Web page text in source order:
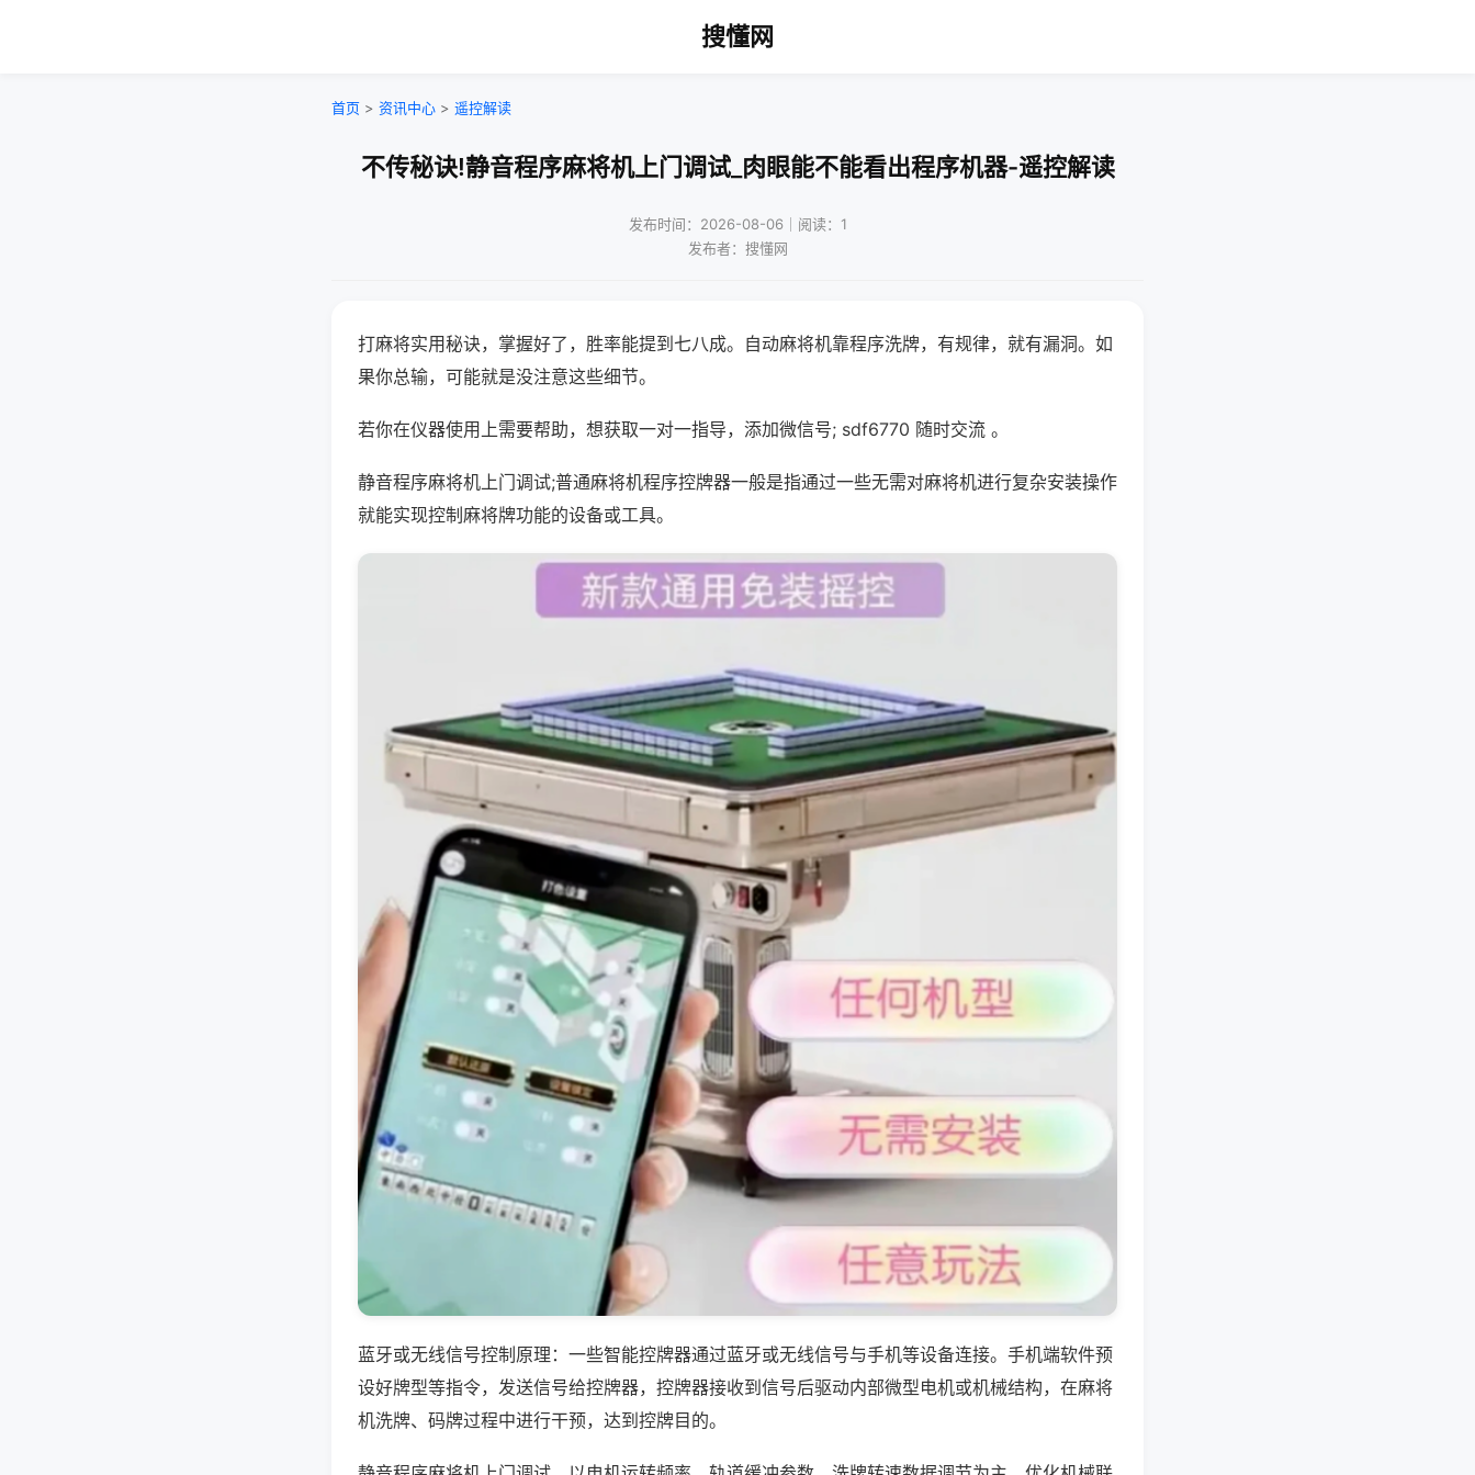
搜懂网
首页 > 资讯中心 > 遥控解读
不传秘诀!静音程序麻将机上门调试_肉眼能不能看出程序机器-遥控解读
发布时间：2026-08-06｜阅读：1
发布者：搜懂网
打麻将实用秘诀，掌握好了，胜率能提到七八成。自动麻将机靠程序洗牌，有规律，就有漏洞。如
果你总输，可能就是没注意这些细节。
若你在仪器使用上需要帮助，想获取一对一指导，添加微信号; sdf6770 随时交流 。
静音程序麻将机上门调试;普通麻将机程序控牌器一般是指通过一些无需对麻将机进行复杂安装操作
就能实现控制麻将牌功能的设备或工具。
蓝牙或无线信号控制原理：一些智能控牌器通过蓝牙或无线信号与手机等设备连接。手机端软件预
设好牌型等指令，发送信号给控牌器，控牌器接收到信号后驱动内部微型电机或机械结构，在麻将
机洗牌、码牌过程中进行干预，达到控牌目的。